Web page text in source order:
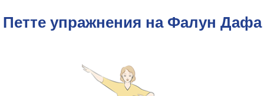
Петте упражнения на Фалун Дафа